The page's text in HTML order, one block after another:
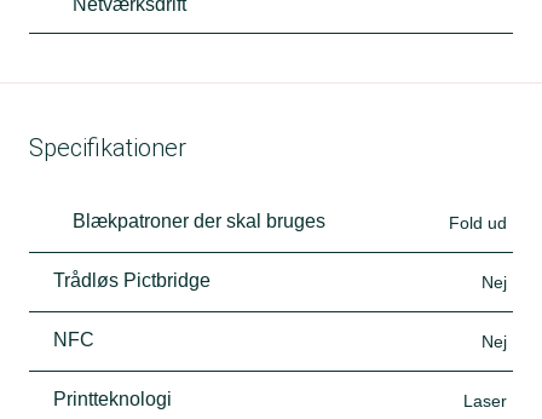
Netværksdrift
Specifikationer
Blækpatroner der skal bruges Fold ud
Trådløs Pictbridge Nej
NFC Nej
Printteknologi Laser